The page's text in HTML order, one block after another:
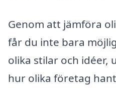
Genom att jämföra
får du inte bara
olika stilar och idéer,
hur olika företag